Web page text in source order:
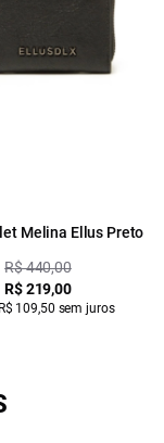
Melina Ellus Preto
R$ 440,00
R$ 219,00
109,50 sem juros